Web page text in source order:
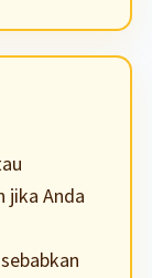
jika Anda